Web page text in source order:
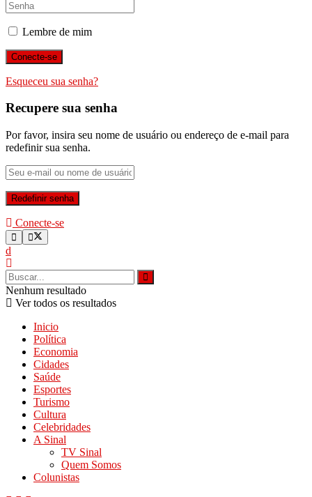
Lembre de mim
Esqueceu sua senha?
Recupere sua senha
Por favor, insira seu nome de usuário ou endereço de e-mail para
redefinir sua senha.
Conecte-se
Nenhum resultado
Ver todos os resultados
Inicio
Política
Economia
Cidades
Saúde
Esportes
Turismo
Cultura
Celebridades
A Sinal
TV Sinal
Quem Somos
Colunistas